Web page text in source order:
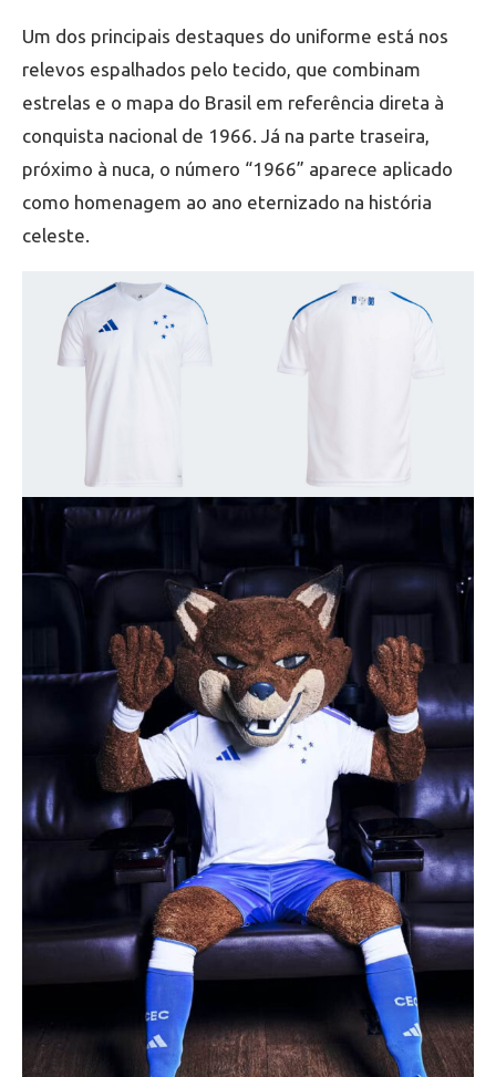
Um dos principais destaques do uniforme está nos
relevos espalhados pelo tecido, que combinam
estrelas e o mapa do Brasil em referência direta à
conquista nacional de 1966. Já na parte traseira,
próximo à nuca, o número “1966” aparece aplicado
como homenagem ao ano eternizado na história
celeste.